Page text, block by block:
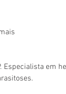
Especialista em